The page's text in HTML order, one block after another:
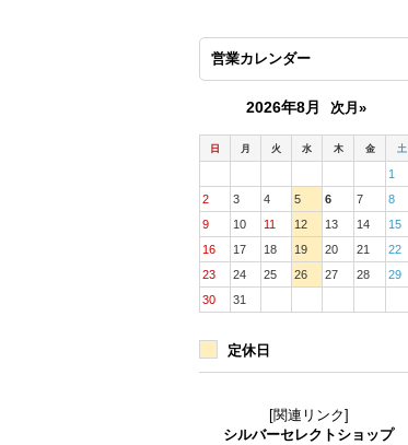
営業カレンダー
2026年8月 次月»
日 月 火 水 木 金 土
1
2
3 4 5 6 7
8
9
10 11 12 13 14
15
16
17 18 19 20 21
22
23
24 25 26 27 28
29
30
31
定休日
[関連リンク]
シルバーセレクトショップ